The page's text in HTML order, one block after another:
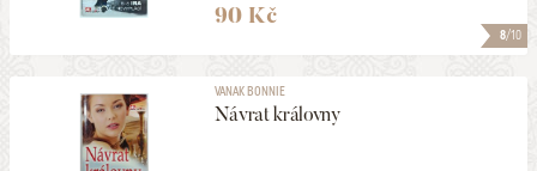
8/10
90 Kč
VANAK BONNIE
Návrat královny